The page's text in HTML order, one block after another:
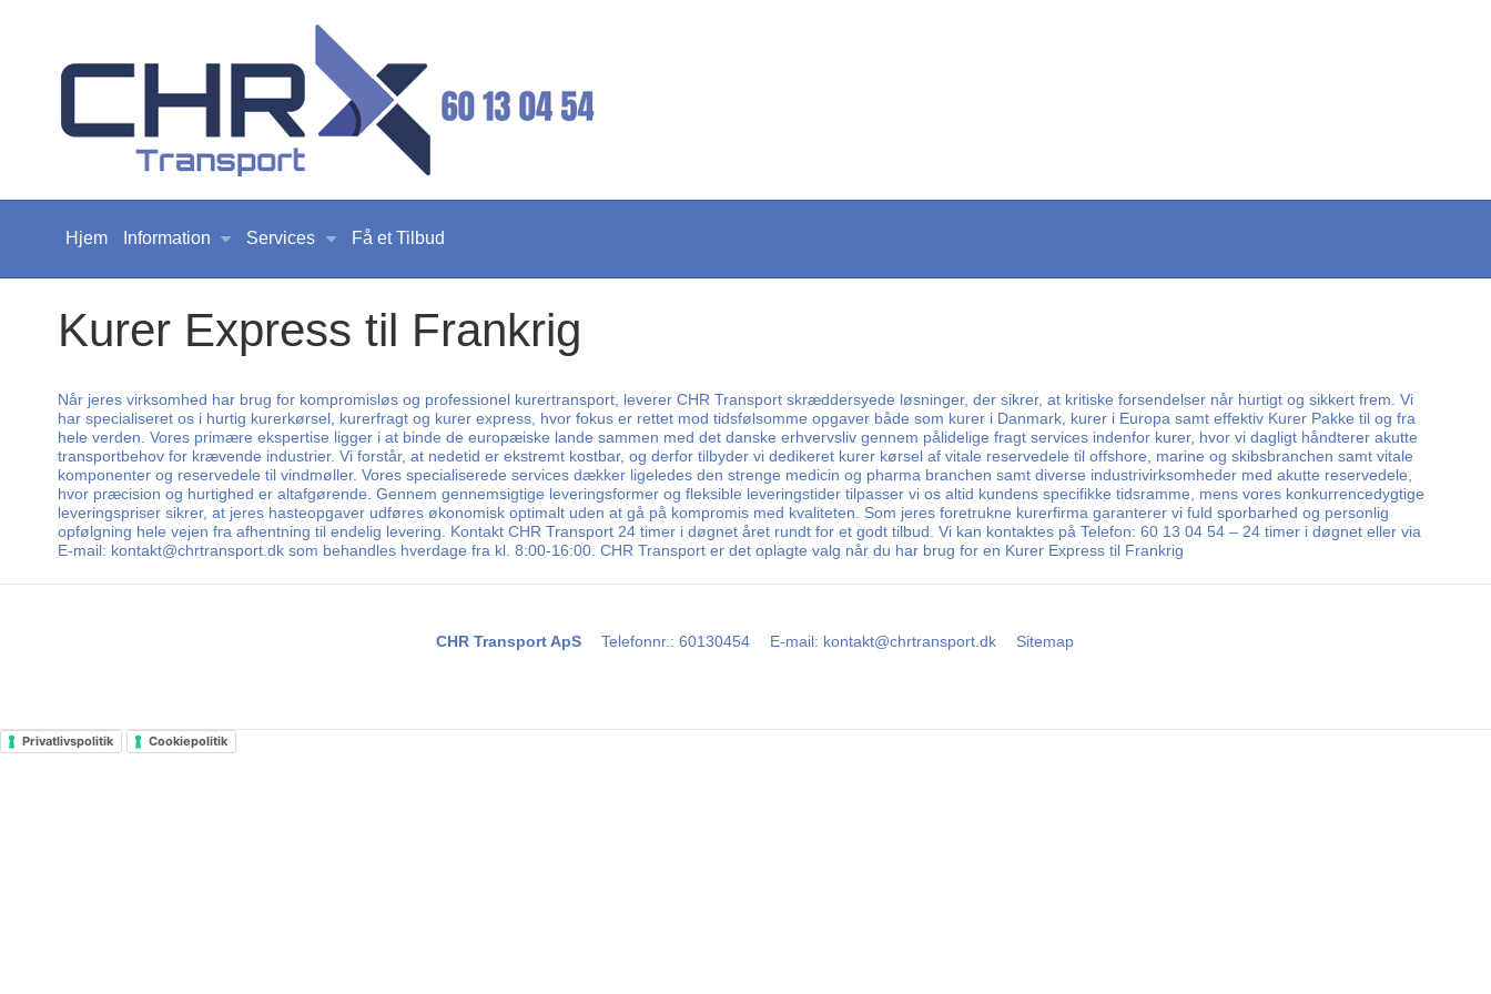
Hjem Information Services Få et Tilbud
Kurer Express til Frankrig
Når jeres virksomhed har brug for kompromisløs og professionel kurertransport, leverer CHR Transport skræddersyede løsninger, der sikrer, at kritiske forsendelser når hurtigt og sikkert frem. Vi
har specialiseret os i hurtig kurerkørsel, kurerfragt og kurer express, hvor fokus er rettet mod tidsfølsomme opgaver både som kurer i Danmark, kurer i Europa samt effektiv Kurer Pakke til og fra
hele verden. Vores primære ekspertise ligger i at binde de europæiske lande sammen med det danske erhvervsliv gennem pålidelige fragt services indenfor kurer, hvor vi dagligt håndterer akutte
transportbehov for krævende industrier. Vi forstår, at nedetid er ekstremt kostbar, og derfor tilbyder vi dedikeret kurer kørsel af vitale reservedele til offshore, marine og skibsbranchen samt vitale
komponenter og reservedele til vindmøller. Vores specialiserede services dækker ligeledes den strenge medicin og pharma branchen samt diverse industrivirksomheder med akutte reservedele,
hvor præcision og hurtighed er altafgørende. Gennem gennemsigtige leveringsformer og fleksible leveringstider tilpasser vi os altid kundens specifikke tidsramme, mens vores konkurrencedygtige
leveringspriser sikrer, at jeres hasteopgaver udføres økonomisk optimalt uden at gå på kompromis med kvaliteten. Som jeres foretrukne kurerfirma garanterer vi fuld sporbarhed og personlig
opfølgning hele vejen fra afhentning til endelig levering. Kontakt CHR Transport 24 timer i døgnet året rundt for et godt tilbud. Vi kan kontaktes på Telefon: 60 13 04 54 – 24 timer i døgnet eller via
E-mail: kontakt@chrtransport.dk som behandles hverdage fra kl. 8:00-16:00. CHR Transport er det oplagte valg når du har brug for en Kurer Express til Frankrig
CHR Transport ApS Telefonnr. : 60130454 E-mail: kontakt@chrtransport.dk Sitemap
Privatlivspolitik Cookiepolitik